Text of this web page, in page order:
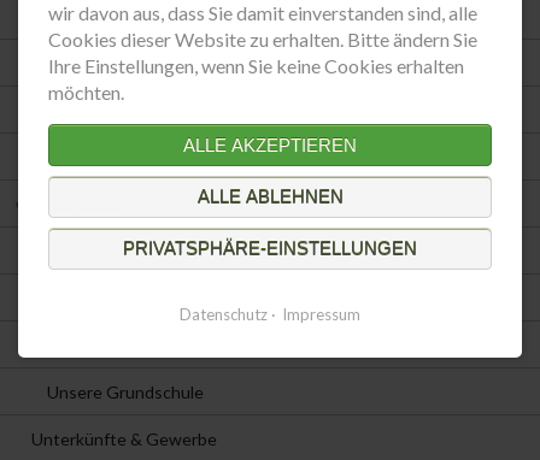
wir davon aus, dass Sie damit einverstanden sind, alle
Cookies dieser Website zu erhalten. Bitte ändern Sie
Ihre Einstellungen, wenn Sie keine Cookies erhalten
möchten.
ALLE AKZEPTIEREN
ALLE ABLEHNEN
PRIVATSPHÄRE-EINSTELLUNGEN
Datenschutz Impressum
Männerchor Wippra
Schutzgemeinschaft Deutscher Wald e.V.
Ski & Freizeitsport e.V.
weitere Infos
Einrichtungen
Unsere Grundschule
Unterkünfte & Gewerbe